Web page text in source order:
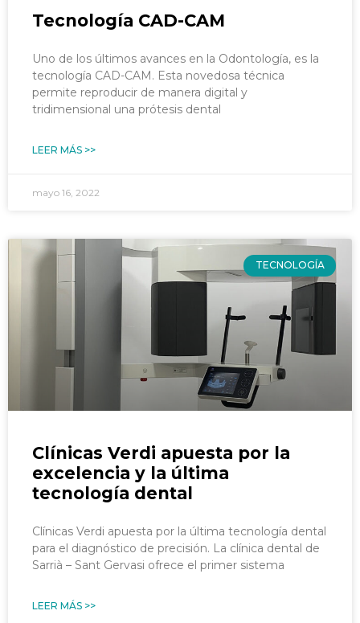
Tecnología CAD-CAM
Uno de los últimos avances en la Odontología, es la
tecnología CAD-CAM. Esta novedosa técnica
permite reproducir de manera digital y
tridimensional una prótesis dental
LEER MÁS >>
mayo 16, 2022
TECNOLOGÍA
Clínicas Verdi apuesta por la
excelencia y la última
tecnología dental
Clínicas Verdi apuesta por la última tecnología dental
para el diagnóstico de precisión. La clínica dental de
Sarrià – Sant Gervasi ofrece el primer sistema
LEER MÁS >>